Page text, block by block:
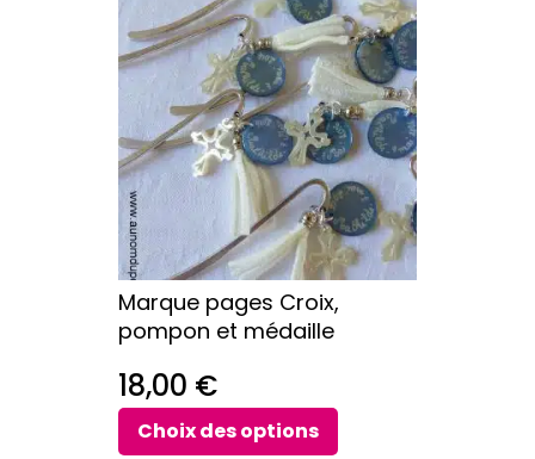
44,00 €
à
57,00 €
Marque pages Croix,
pompon et médaille
18,00 €
Choix des options
produit
a
plusieurs
variations.
Les
options
peuvent
être
choisies
sur
la
page
du
produit